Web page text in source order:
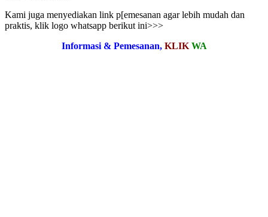
Kami juga menyediakan link p[emesanan agar lebih mudah dan
praktis, klik logo whatsapp berikut ini>>>
Informasi & Pemesanan, KLIK WA